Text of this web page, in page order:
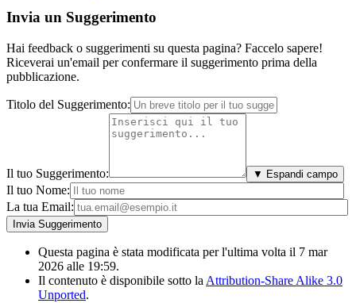
Invia un Suggerimento
Hai feedback o suggerimenti su questa pagina? Faccelo sapere!
Riceverai un'email per confermare il suggerimento prima della
pubblicazione.
Titolo del Suggerimento:
Il tuo Suggerimento: ▼ Espandi campo
Il tuo Nome:
La tua Email:
Questa pagina è stata modificata per l'ultima volta il 7 mar
2026 alle 19:59.
Il contenuto è disponibile sotto la Attribution-Share Alike 3.0
Unported.